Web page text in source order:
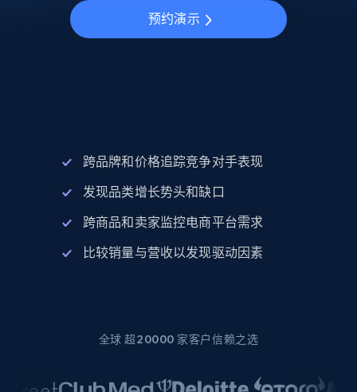
预约演示
跨品牌和价格追踪竞争对手表现
发现品类增长势头和缺口
跨商品和卖家监控电商平台需求
比较销量与营收以发现驱动因素
全球 超20000 家客户信赖之选